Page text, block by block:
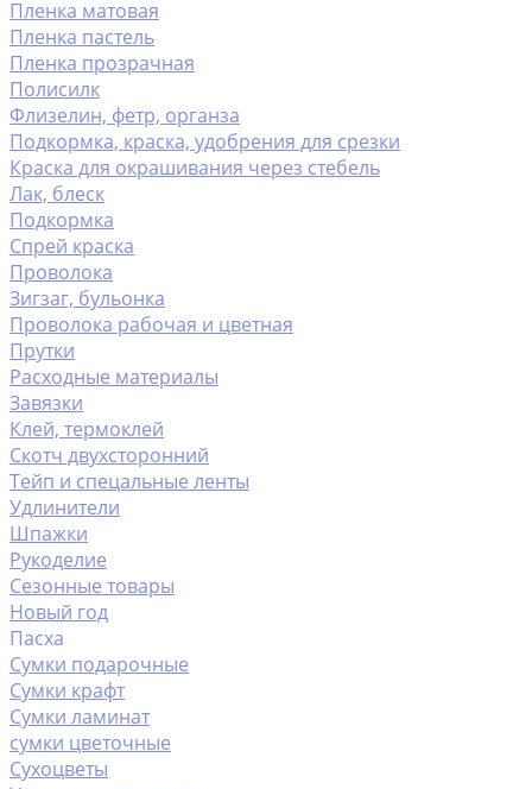
Пленка матовая
Пленка пастель
Пленка прозрачная
Полисилк
Флизелин, фетр, органза
Подкормка, краска, удобрения для срезки
Краска для окрашивания через стебель
Лак, блеск
Подкормка
Спрей краска
Проволока
Зигзаг, бульонка
Проволока рабочая и цветная
Прутки
Расходные материалы
Завязки
Клей, термоклей
Скотч двухсторонний
Тейп и спецальные ленты
Удлинители
Шпажки
Рукоделие
Сезонные товары
Новый год
Пасха
Сумки подарочные
Сумки крафт
Сумки ламинат
сумки цветочные
Сухоцветы